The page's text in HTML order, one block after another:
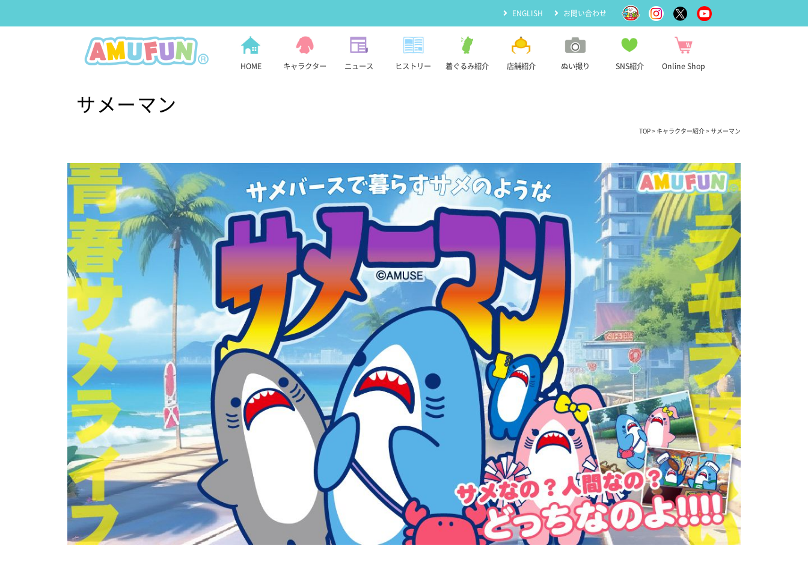
ENGLISH お問い合わせ
HOME キャラクター ニュース ヒストリー 着ぐるみ紹介 店舗紹介 ぬい撮り SNS紹介 Online Shop
サメーマン
TOP > キャラクター紹介 > サメーマン